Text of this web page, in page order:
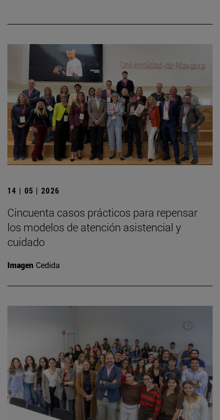
14 | 05 | 2026
Cincuenta casos prácticos para repensar
los modelos de atención asistencial y
cuidado
Imagen Cedida